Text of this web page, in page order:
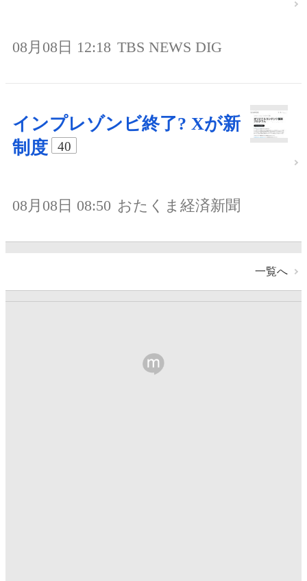
08月08日 12:18 TBS NEWS DIG
インプレゾンビ終了? Xが新
制度
40
08月08日 08:50 おたくま経済新聞
一覧へ